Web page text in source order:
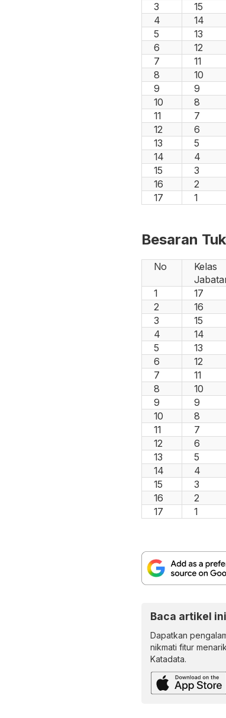
3
15
4
14
5
13
6
12
7
11
8
10
9
9
10
8
11
7
12
6
13
5
14
4
15
3
16
2
17
1
Besaran
No
Kelas
1
17
2
16
3
15
4
14
5
13
6
12
7
11
8
10
9
9
10
8
11
7
12
6
13
5
14
4
15
3
16
2
17
1
Baca artikel
Dapatkan
nikmati fitur
Katadata.